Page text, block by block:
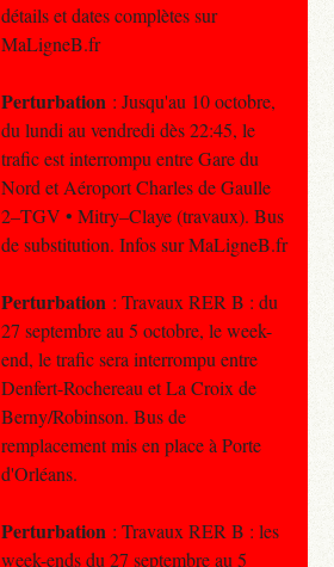
détails et dates complètes sur
MaLigneB.fr
Perturbation : Jusqu'au 10 octobre,
du lundi au vendredi dès 22:45, le
trafic est interrompu entre Gare du
Nord et Aéroport Charles de Gaulle
2–TGV • Mitry–Claye (travaux). Bus
de substitution. Infos sur MaLigneB.fr
Perturbation : Travaux RER B : du
27 septembre au 5 octobre, le week-
end, le trafic sera interrompu entre
Denfert-Rochereau et La Croix de
Berny/Robinson. Bus de
remplacement mis en place à Porte
d'Orléans.
Perturbation : Travaux RER B : les
week-ends du 27 septembre au 5